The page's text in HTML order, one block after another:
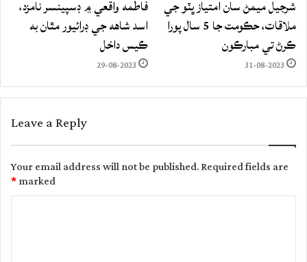
شرجيل ميمڻ سان امتياز ڀٽو جي
ملاقات، حڪومت جا 5 سال پورا
ڪرڻ تي مبارڪون
31-08-2023
فاطمه واقعي ۾ ڊسپينسر نامزد،
اسد شاهه جي ڊرائيور مٿان به
ڪيس داخل
29-08-2023
Leave a Reply
Your email address will not be published.Required fields are
marked
*